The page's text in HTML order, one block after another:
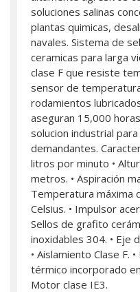
soluciones salinas
plantas quimicas,
navales. Sistema de
ceramicas para larga
clase F que resiste
sensor de
rodamientos
aseguran 15,000
solucion industrial
demandantes.
litros por minuto •
metros. • Aspiración
Temperatura máxima
Celsius. • Impulsor
Sellos de grafito
inoxidables 304. • Eje
• Aislamiento Clase F.
térmico incorporado
Motor clase IE3.